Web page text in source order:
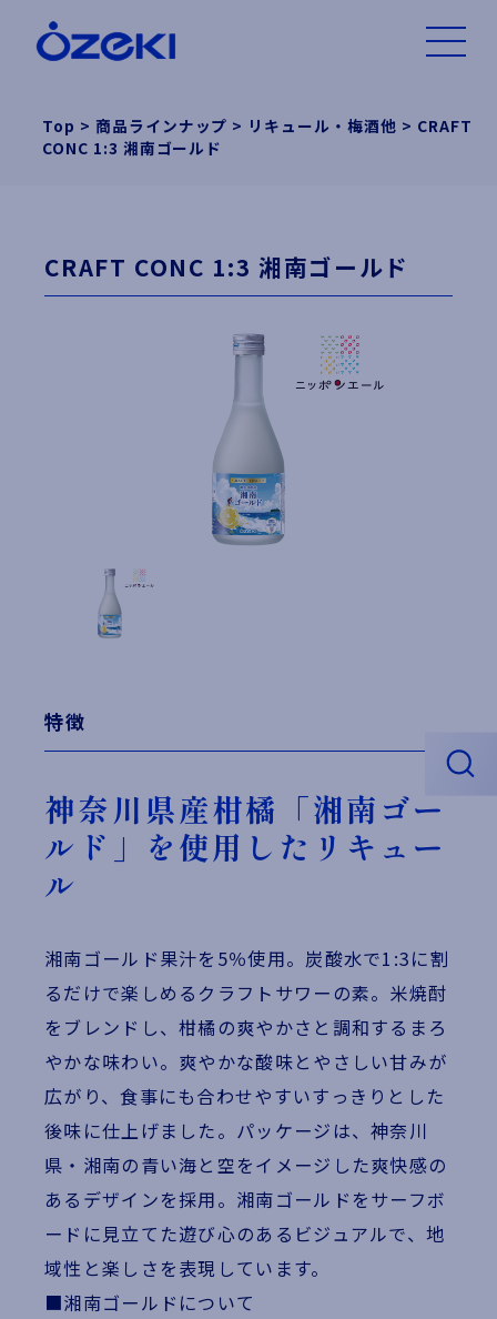
Top > 商品ラインナップ > リキュール・梅酒他 > CRAFT
CONC 1:3 湘南ゴールド
CRAFT CONC 1:3 湘南ゴールド
特徴
神奈川県産柑橘「湘南ゴー
ルド」を使用したリキュー
ル
湘南ゴールド果汁を5％使用。炭酸水で1:3に割
るだけで楽しめるクラフトサワーの素。米焼酎
をブレンドし、柑橘の爽やかさと調和するまろ
やかな味わい。爽やかな酸味とやさしい甘みが
広がり、食事にも合わせやすいすっきりとした
後味に仕上げました。パッケージは、神奈川
県・湘南の青い海と空をイメージした爽快感の
あるデザインを採用。湘南ゴールドをサーフボ
ードに見立てた遊び心のあるビジュアルで、地
域性と楽しさを表現しています。
■湘南ゴールドについて